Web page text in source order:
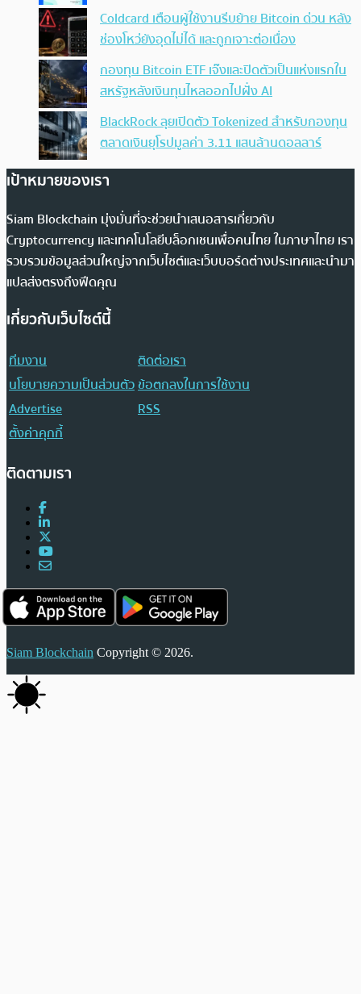
Coldcard เตือนผู้ใช้งานรีบย้าย Bitcoin ด่วน หลัง
ช่องโหว่ยังอุดไม่ได้ และถูกเจาะต่อเนื่อง
กองทุน Bitcoin ETF เจ๊งและปิดตัวเป็นแห่งแรกใน
สหรัฐหลังเงินทุนไหลออกไปฝั่ง AI
BlackRock ลุยเปิดตัว Tokenized สำหรับกองทุน
ตลาดเงินยุโรปมูลค่า 3.11 แสนล้านดอลลาร์
เป้าหมายของเรา
Siam Blockchain มุ่งมั่นที่จะช่วยนำเสนอสารเกี่ยวกับ
Cryptocurrency และเทคโนโลยีบล็อกเชนเพื่อคนไทย ในภาษาไทย เรา
รวบรวมข้อมูลส่วนใหญ่จากเว็บไซต์และเว็บบอร์ดต่างประเทศและนำมา
แปลส่งตรงถึงฟีดคุณ
เกี่ยวกับเว็บไซต์นี้
ทีมงาน
ติดต่อเรา
นโยบายความเป็นส่วนตัวข้อตกลงในการใช้งาน
Advertise
RSS
ตั้งค่าคุกกี้
ติดตามเรา
Siam Blockchain Copyright © 2026.